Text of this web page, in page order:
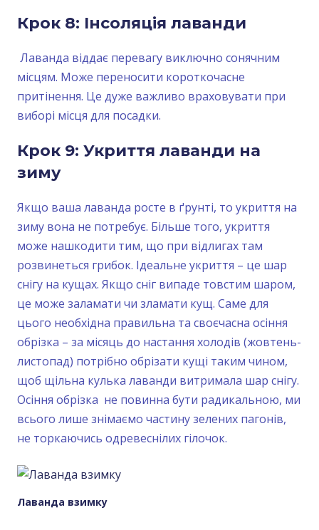
Крок 8: Інсоляція лаванди
Лаванда віддає перевагу виключно сонячним
місцям. Може переносити короткочасне
притінення. Це дуже важливо враховувати при
виборі місця для посадки.
Крок 9: Укриття лаванди на
зиму
Якщо ваша лаванда росте в ґрунті, то укриття на
зиму вона не потребує. Більше того, укриття
може нашкодити тим, що при відлигах там
розвинеться грибок. Ідеальне укриття – це шар
снігу на кущах. Якщо сніг випаде товстим шаром,
це може заламати чи зламати кущ. Саме для
цього необхідна правильна та своєчасна осіння
обрізка – за місяць до настання холодів (жовтень-
листопад) потрібно обрізати кущі таким чином,
щоб щільна кулька лаванди витримала шар снігу.
Осіння обрізка не повинна бути радикальною, ми
всього лише знімаємо частину зелених пагонів,
не торкаючись одревеснілих гілочок.
Лаванда взимку